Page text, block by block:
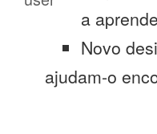
a
Novo
ajudam-o